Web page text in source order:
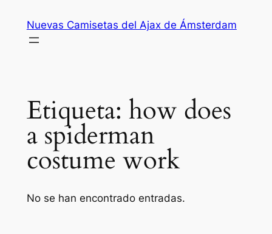
contenido
Nuevas Camisetas del Ajax de Ámsterdam
Etiqueta: how does
a spiderman
costume work
No se han encontrado entradas.